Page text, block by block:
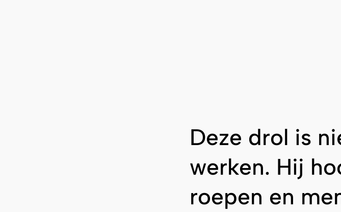
Deze drol is
werken. Hij
roepen en